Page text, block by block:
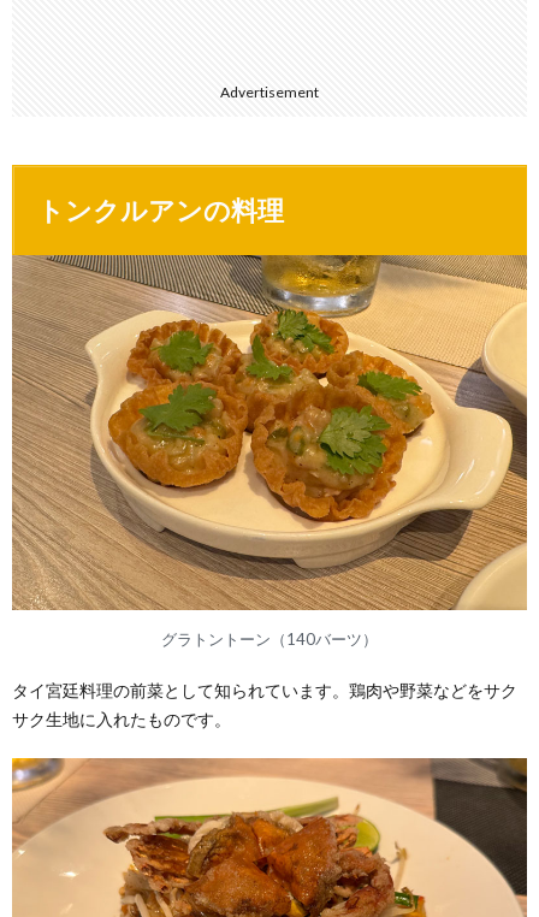
Advertisement
トンクルアンの料理
グラトントーン（140バーツ）
タイ宮廷料理の前菜として知られています。鶏肉や野菜などをサク
サク生地に入れたものです。